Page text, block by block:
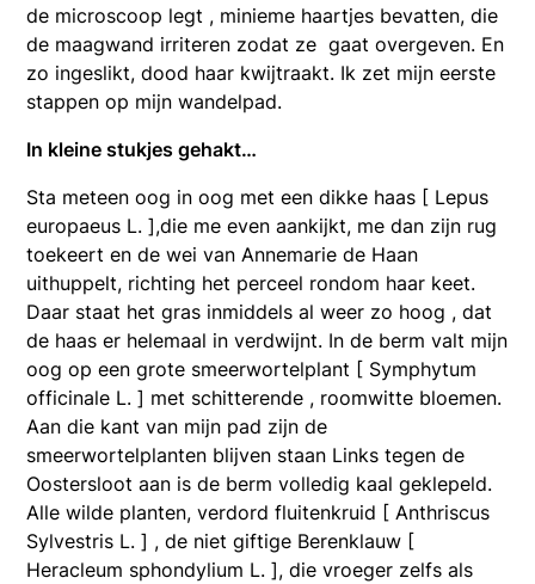
de microscoop legt , minieme haartjes bevatten, die
de maagwand irriteren zodat ze gaat overgeven. En
zo ingeslikt, dood haar kwijtraakt. Ik zet mijn eerste
stappen op mijn wandelpad.
In kleine stukjes gehakt…
Sta meteen oog in oog met een dikke haas [ Lepus
europaeus L. ],die me even aankijkt, me dan zijn rug
toekeert en de wei van Annemarie de Haan
uithuppelt, richting het perceel rondom haar keet.
Daar staat het gras inmiddels al weer zo hoog , dat
de haas er helemaal in verdwijnt. In de berm valt mijn
oog op een grote smeerwortelplant [ Symphytum
officinale L. ] met schitterende , roomwitte bloemen.
Aan die kant van mijn pad zijn de
smeerwortelplanten blijven staan Links tegen de
Oostersloot aan is de berm volledig kaal geklepeld.
Alle wilde planten, verdord fluitenkruid [ Anthriscus
Sylvestris L. ] , de niet giftige Berenklauw [
Heracleum sphondylium L. ], die vroeger zelfs als